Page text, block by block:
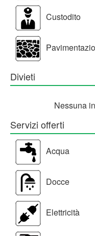
Custodito
Divieti
Nessuna
Servizi offerti
Acqua
Docce
Elettricità